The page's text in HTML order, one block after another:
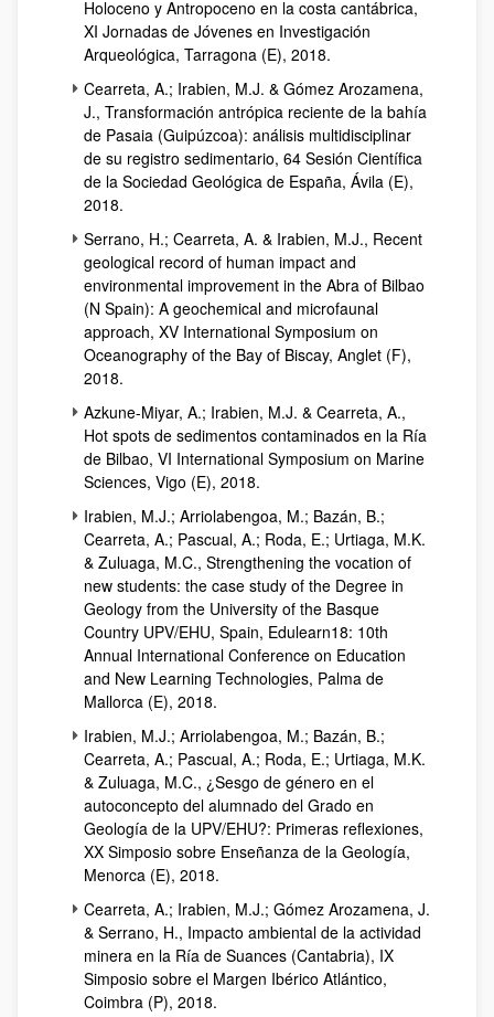
Holoceno y Antropoceno en la costa cantábrica,
XI Jornadas de Jóvenes en Investigación
Arqueológica, Tarragona (E), 2018.
Cearreta, A.; Irabien, M.J. & Gómez Arozamena,
J., Transformación antrópica reciente de la bahía
de Pasaia (Guipúzcoa): análisis multidisciplinar
de su registro sedimentario, 64 Sesión Científica
de la Sociedad Geológica de España, Ávila (E),
2018.
Serrano, H.; Cearreta, A. & Irabien, M.J., Recent
geological record of human impact and
environmental improvement in the Abra of Bilbao
(N Spain): A geochemical and microfaunal
approach, XV International Symposium on
Oceanography of the Bay of Biscay, Anglet (F),
2018.
Azkune-Miyar, A.; Irabien, M.J. & Cearreta, A.,
Hot spots de sedimentos contaminados en la Ría
de Bilbao, VI International Symposium on Marine
Sciences, Vigo (E), 2018.
Irabien, M.J.; Arriolabengoa, M.; Bazán, B.;
Cearreta, A.; Pascual, A.; Roda, E.; Urtiaga, M.K.
& Zuluaga, M.C., Strengthening the vocation of
new students: the case study of the Degree in
Geology from the University of the Basque
Country UPV/EHU, Spain, Edulearn18: 10th
Annual International Conference on Education
and New Learning Technologies, Palma de
Mallorca (E), 2018.
Irabien, M.J.; Arriolabengoa, M.; Bazán, B.;
Cearreta, A.; Pascual, A.; Roda, E.; Urtiaga, M.K.
& Zuluaga, M.C., ¿Sesgo de género en el
autoconcepto del alumnado del Grado en
Geología de la UPV/EHU?: Primeras reflexiones,
XX Simposio sobre Enseñanza de la Geología,
Menorca (E), 2018.
Cearreta, A.; Irabien, M.J.; Gómez Arozamena, J.
& Serrano, H., Impacto ambiental de la actividad
minera en la Ría de Suances (Cantabria), IX
Simposio sobre el Margen Ibérico Atlántico,
Coimbra (P), 2018.